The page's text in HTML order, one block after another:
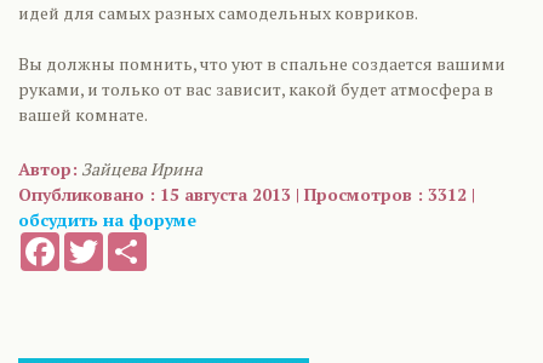
идей для самых разных самодельных ковриков.
Вы должны помнить, что уют в спальне создается вашими
руками, и только от вас зависит, какой будет атмосфера в
вашей комнате.
Автор: Зайцева Ирина
Опубликовано : 15 августа 2013 | Просмотров : 3312 |
обсудить на форуме
FacebookTwitter